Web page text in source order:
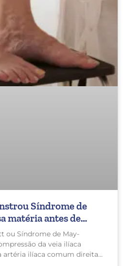
Síndrome de
matéria antes de
ou Síndrome de May-
da veia ilíaca
artéria ilíaca comum direita.